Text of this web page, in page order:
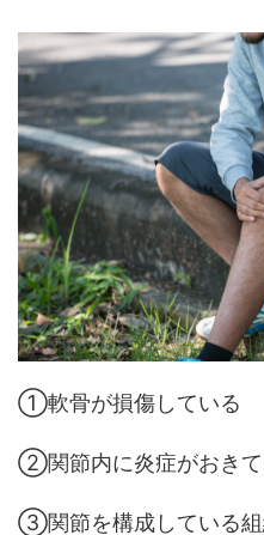
①軟骨が損傷している
②関節内に炎症がおきて
③関節を構成している組